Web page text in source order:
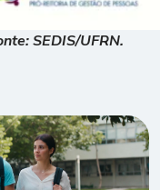
SEDIS/UFRN.